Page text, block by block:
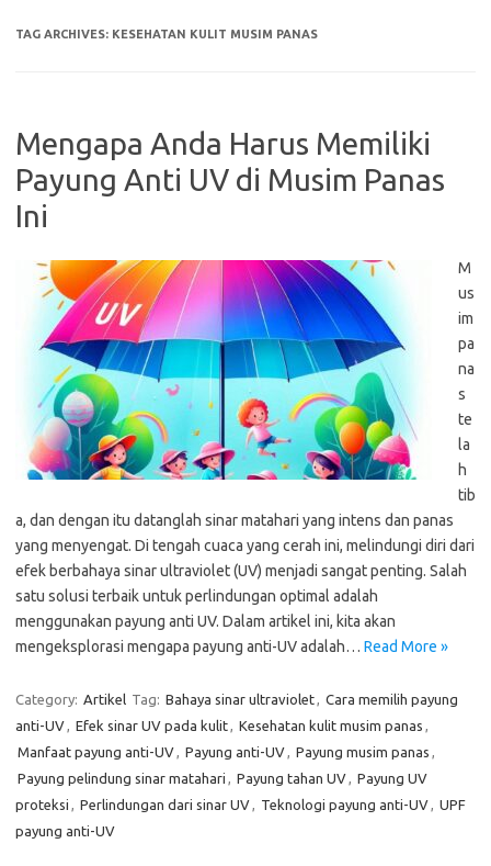
TAG ARCHIVES: KESEHATAN KULIT MUSIM PANAS
Mengapa Anda Harus Memiliki
Payung Anti UV di Musim Panas
Ini
M
us
im
pa
na
s
te
la
h
tib
a, dan dengan itu datanglah sinar matahari yang intens dan panas
yang menyengat. Di tengah cuaca yang cerah ini, melindungi diri dari
efek berbahaya sinar ultraviolet (UV) menjadi sangat penting. Salah
satu solusi terbaik untuk perlindungan optimal adalah
menggunakan payung anti UV. Dalam artikel ini, kita akan
mengeksplorasi mengapa payung anti-UV adalah… Read More »
Category: Artikel Tag: Bahaya sinar ultraviolet, Cara memilih payung
anti-UV, Efek sinar UV pada kulit, Kesehatan kulit musim panas ,
Manfaat payung anti-UV, Payung anti-UV, Payung musim panas ,
Payung pelindung sinar matahari , Payung tahan UV, Payung UV
proteksi , Perlindungan dari sinar UV, Teknologi payung anti-UV, UPF
payung anti-UV